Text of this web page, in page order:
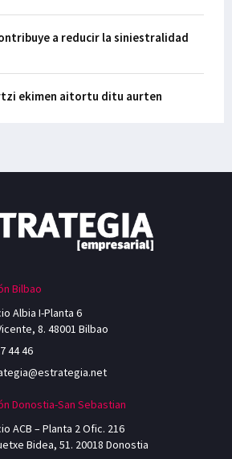
a reducir la siniestralidad
ekimen aitortu ditu aurten
Bilbao
Albia I-Planta 6
8. 48001 Bilbao
44 46
Donostia-San Sebastian
ACB – Planta 2 Ofic. 216
Bidea, 51. 20018 Donostia